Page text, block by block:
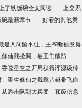
了铁饭碗全文阅读 - 上交系
最新章节 - 好看的其他类
是人间留不住，王爷断袖没得
修仙我捡漏，卷王们破防
吞噬星空之开局获得浑源级传
重生修仙之我靠八卦带飞自
游击队到大兵团
顶级信息